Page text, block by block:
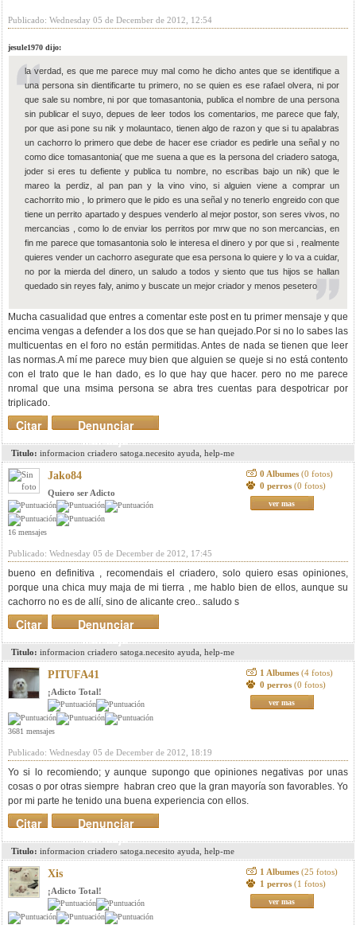
Publicado: Wednesday 05 de December de 2012, 12:54
jesule1970 dijo:
la verdad, es que me parece muy mal como he dicho antes que se identifique a
una persona sin dientificarte tu primero, no se quien es ese rafael olvera, ni por
que sale su nombre, ni por que tomasantonia, publica el nombre de una persona
sin publicar el suyo, depues de leer todos los comentarios, me parece que faly,
por que asi pone su nik y molauntaco, tienen algo de razon y que si tu apalabras
un cachorro lo primero que debe de hacer ese criador es pedirle una señal y no
como dice tomasantonia( que me suena a que es la persona del criadero satoga,
joder si eres tu defiente y publica tu nombre, no escribas bajo un nik) que le
mareo la perdiz, al pan pan y la vino vino, si alguien viene a comprar un
cachorrito mio , lo primero que le pido es una señal y no tenerlo engreido con que
tiene un perrito apartado y despues venderlo al mejor postor, son seres vivos, no
mercancias , como lo de enviar los perritos por mrw que no son mercancias, en
fin me parece que tomasantonia solo le interesa el dinero y por que si , realmente
quieres vender un cachorro asegurate que esa persona lo quiere y lo va a cuidar,
no por la mierda del dinero, un saludo a todos y siento que tus hijos se hallan
quedado sin reyes faly, animo y buscate un mejor criador y menos pesetero
Mucha casualidad que entres a comentar este post en tu primer mensaje y que
encima vengas a defender a los dos que se han quejado.Por si no lo sabes las
multicuentas en el foro no están permitidas. Antes de nada se tienen que leer
las normas.A mí me parece muy bien que alguien se queje si no está contento
con el trato que le han dado, es lo que hay que hacer. pero no me parece
nromal que una msima persona se abra tres cuentas para despotricar por
triplicado.
Denunciar
mensaje
Citar
Titulo: informacion criadero satoga.necesito ayuda, help-me
Jako84
Quiero ser Adicto
16 mensajes
0 Albumes (0 fotos)
0 perros (0 fotos)
ver mas
Publicado: Wednesday 05 de December de 2012, 17:45
bueno en definitiva , recomendais el criadero, solo quiero esas opiniones,
porque una chica muy maja de mi tierra , me hablo bien de ellos, aunque su
cachorro no es de allí, sino de alicante creo.. saludo s
Denunciar
mensaje
Citar
Titulo: informacion criadero satoga.necesito ayuda, help-me
PITUFA41
¡Adicto Total!
3681 mensajes
1 Albumes (4 fotos)
0 perros (0 fotos)
ver mas
Publicado: Wednesday 05 de December de 2012, 18:19
Yo si lo recomiendo; y aunque supongo que opiniones negativas por unas
cosas o por otras siempre habran creo que la gran mayoría son favorables. Yo
por mi parte he tenido una buena experiencia con ellos.
Denunciar
mensaje
Citar
Titulo: informacion criadero satoga.necesito ayuda, help-me
Xis
¡Adicto Total!
1 Albumes (25 fotos)
1 perros (1 fotos)
ver mas